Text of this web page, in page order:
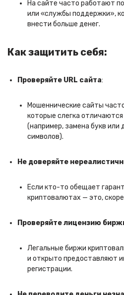
На сайте часто работают
или «службы поддержки»,
внести больше денег.
Как защитить себя:
Проверяйте URL сайта:
Мошеннические сайты
которые слегка
(например, замена букв или
символов).
Не доверяйте
Если кто-то обещает
криптовалютах — это,
Проверяйте лицензию
Легальные биржи
и открыто предоставляют
регистрации.